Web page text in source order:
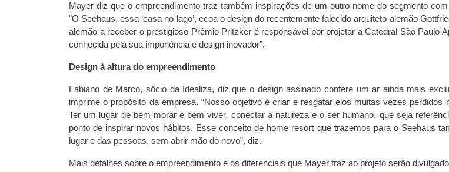
Mayer diz que o empreendimento traz também inspirações de um outro nome do segmento
"O Seehaus, essa ‘casa no lago’, ecoa o design do recentemente falecido arquiteto alemão
alemão a receber o prestigioso Prêmio Pritzker é responsável por projetar a Catedral São Paulo
conhecida pela sua imponência e design inovador”.
Design à altura do empreendimento
Fabiano de Marco, sócio da Idealiza, diz que o design assinado confere um ar ainda mais
imprime o propósito da empresa. “Nosso objetivo é criar e resgatar elos muitas vezes perdidos
Ter um lugar de bem morar e bem viver, conectar a natureza e o ser humano, que seja
ponto de inspirar novos hábitos. Esse conceito de home resort que trazemos para o Seehaus
lugar e das pessoas, sem abrir mão do novo”, diz.
Mais detalhes sobre o empreendimento e os diferenciais que Mayer traz ao projeto serão